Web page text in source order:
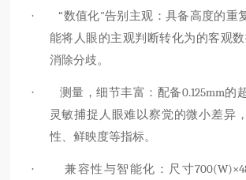
·
“数值化"告别主观：具备高度的重
能将人眼的主观判断转化为的客观数
消除分歧。
·
测量，细节丰富：配备0.125mm的
灵敏捕捉人眼难以察觉的微小差异
性、鲜映度等指标。
·
兼容性与智能化：尺寸